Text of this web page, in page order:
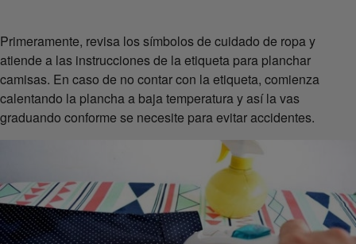
Primeramente, revisa los símbolos de cuidado de ropa y
atiende a las instrucciones de la etiqueta para planchar
camisas. En caso de no contar con la etiqueta, comienza
calentando la plancha a baja temperatura y así la vas
graduando conforme se necesite para evitar accidentes.